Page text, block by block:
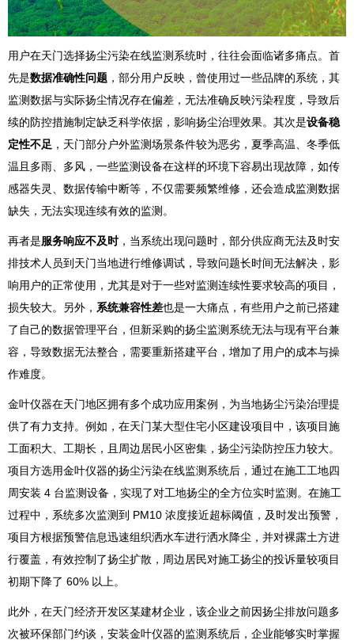
用户在天门选择扬尘污染在线监测系统时，往往会面临诸多痛点。首
先是数据准确性问题 ，部分用户反映，曾使用过一些品牌的系统，其
监测数据与实际扬尘情况存在偏差，无法准确反映污染程度，导致后
续的防控措施制定缺乏科学依据，影响扬尘治理效果。其次是设备稳
定性不足 ，天门部分户外监测场景条件较为恶劣，夏季高温、冬季低
温且多雨、多风，一些监测设备在这样的环境下容易出现故障，如传
感器失灵、数据传输中断等，不仅需要频繁维修，还会造成监测数据
缺失，无法实现连续有效的监测。
再者是服务响应不及时，当系统出现问题时，部分供应商无法及时安
排技术人员到天门当地进行维修调试，导致问题长时间无法解决，影
响用户的正常使用，尤其是对于一些对监测连续性要求较高的项目，
损失较大。另外， 系统兼容性差也是一大痛点，有些用户之前已搭建
了自己的数据管理平台，但新采购的扬尘监测系统无法与现有平台兼
容，导致数据无法整合，需要重新搭建平台，增加了用户的成本与操
作难度。
金叶仪器在天门地区拥有多个成功应用案例，为当地扬尘污染治理提
供了有力支持。例如，在天门某大型住宅小区建设项目中，该项目施
工面积大、工期长，且周边居民小区密集，扬尘污染防控压力较大。
项目方选用金叶仪器的扬尘污染在线监测系统后，通过在施工工地四
周安装 4 台监测设备，实现了对工地扬尘的全方位实时监测。在施工
过程中，系统多次监测到 PM10 浓度接近超标阈值，及时发出预警，
项目方根据预警信息迅速组织洒水车进行洒水降尘，并对裸露土方进
行覆盖，有效控制了扬尘扩散，周边居民对施工扬尘的投诉量较项目
初期下降了 60% 以上。
此外，在天门经济开发区某建材企业，该企业之前因扬尘排放问题多
次被环保部门约谈，安装金叶仪器的监测系统后，企业能够实时掌握